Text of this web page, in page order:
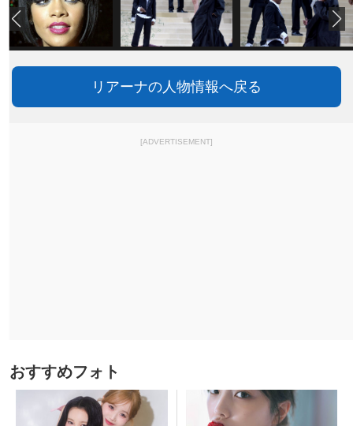
リアーナの人物情報へ戻る
[ADVERTISEMENT]
おすすめフォト